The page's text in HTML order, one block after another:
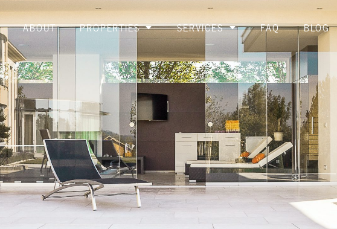
ABOUT PROPERTIES SERVICES FAQ BLOG